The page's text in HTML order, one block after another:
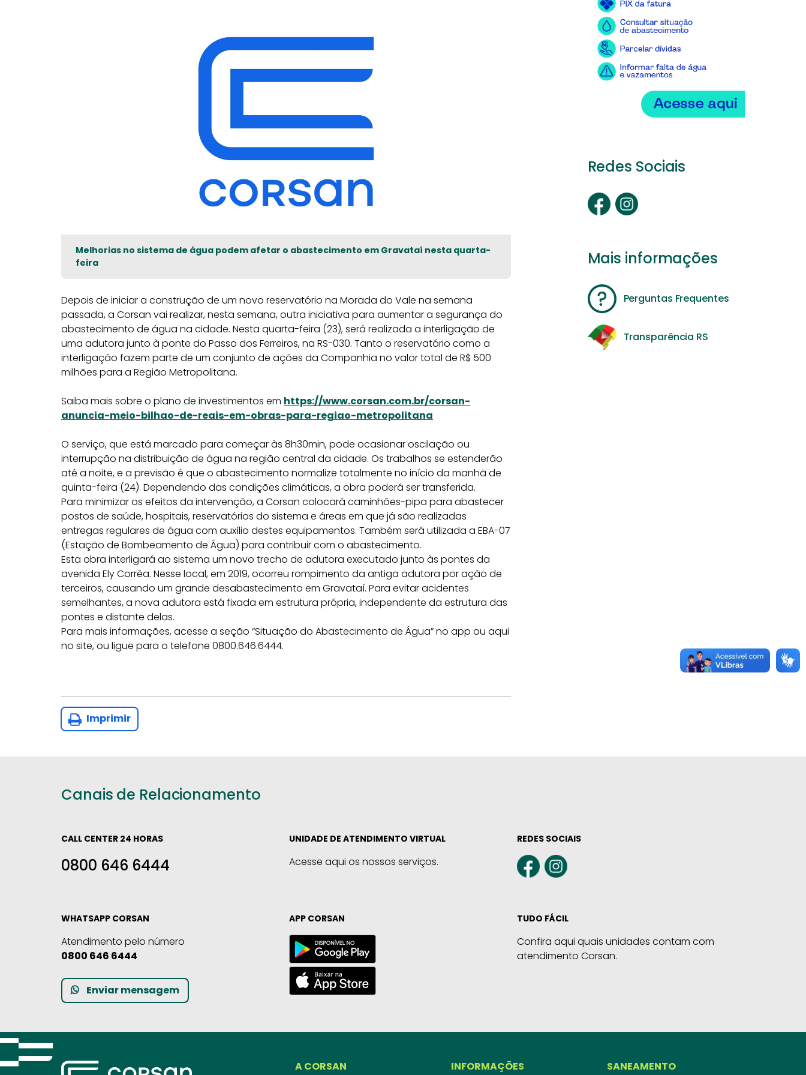
Melhorias no sistema de água podem afetar o abastecimento em Gravataí nesta quarta-
feira
Depois de iniciar a construção de um novo reservatório na Morada do Vale na semana
passada, a Corsan vai realizar, nesta semana, outra iniciativa para aumentar a segurança do
abastecimento de água na cidade. Nesta quarta-feira (23), será realizada a interligação de
uma adutora junto à ponte do Passo dos Ferreiros, na RS-030. Tanto o reservatório como a
interligação fazem parte de um conjunto de ações da Companhia no valor total de R$ 500
milhões para a Região Metropolitana.
Saiba mais sobre o plano de investimentos em https://www.corsan.com.br/corsan-
anuncia-meio-bilhao-de-reais-em-obras-para-regiao-metropolitana
O serviço, que está marcado para começar às 8h30min, pode ocasionar oscilação ou
interrupção na distribuição de água na região central da cidade. Os trabalhos se estenderão
até a noite, e a previsão é que o abastecimento normalize totalmente no início da manhã de
quinta-feira (24). Dependendo das condições climáticas, a obra poderá ser transferida.
Para minimizar os efeitos da intervenção, a Corsan colocará caminhões-pipa para abastecer
postos de saúde, hospitais, reservatórios do sistema e áreas em que já são realizadas
entregas regulares de água com auxílio destes equipamentos. Também será utilizada a EBA-07
(Estação de Bombeamento de Água) para contribuir com o abastecimento.
Esta obra interligará ao sistema um novo trecho de adutora executado junto às pontes da
avenida Ely Corrêa. Nesse local, em 2019, ocorreu rompimento da antiga adutora por ação de
terceiros, causando um grande desabastecimento em Gravataí. Para evitar acidentes
semelhantes, a nova adutora está fixada em estrutura própria, independente da estrutura das
pontes e distante delas.
Para mais informações, acesse a seção “Situação do Abastecimento de Água” no app ou aqui
no site, ou ligue para o telefone 0800.646.6444.
Imprimir
Redes Sociais
Mais informações
Perguntas Frequentes
Transparência RS
Canais de Relacionamento
CALL CENTER 24 HORAS
0800 646 6444
UNIDADE DE ATENDIMENTO VIRTUAL
Acesse aqui os nossos serviços.
REDES SOCIAIS
WHATSAPP CORSAN
Atendimento pelo número
0800 646 6444
Enviar mensagem
APP CORSAN TUDO FÁCIL
Confira aqui quais unidades contam com
atendimento Corsan.
A CORSAN INFORMAÇÕES SANEAMENTO